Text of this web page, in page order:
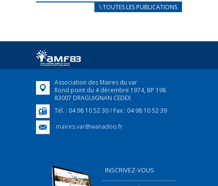
CARNET D’ACCUEIL
Afin d’accompagner au mieux les réfugiés
FEUILLETER
\ TOUTES LES PUBLICATIONS
Association des Maires du var
Rond point du 4 décembre 1974, BP 198
83007 DRAGUIGNAN CEDEX
Tél. : 04 98 10 52 30 / Fax : 04 98 10 52 39
maires.var@wanadoo.fr
INSCRIVEZ-VOUS
...................................................